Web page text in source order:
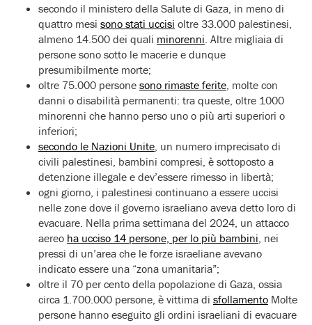
secondo il ministero della Salute di Gaza, in meno di
quattro mesi sono stati uccisi oltre 33.000 palestinesi,
almeno 14.500 dei quali minorenni . Altre migliaia di
persone sono sotto le macerie e dunque
presumibilmente morte;
oltre 75.000 persone sono rimaste ferite , molte con
danni o disabilità permanenti: tra queste, oltre 1000
minorenni che hanno perso uno o più arti superiori o
inferiori;
secondo le Nazioni Unite , un numero imprecisato di
civili palestinesi, bambini compresi, è sottoposto a
detenzione illegale e dev’essere rimesso in libertà;
ogni giorno, i palestinesi continuano a essere uccisi
nelle zone dove il governo israeliano aveva detto loro di
evacuare. Nella prima settimana del 2024, un attacco
aereo ha ucciso 14 persone, per lo più bambini , nei
pressi di un’area che le forze israeliane avevano
indicato essere una “zona umanitaria”;
oltre il 70 per cento della popolazione di Gaza, ossia
circa 1.700.000 persone, è vittima di sfollamento Molte
persone hanno eseguito gli ordini israeliani di evacuare